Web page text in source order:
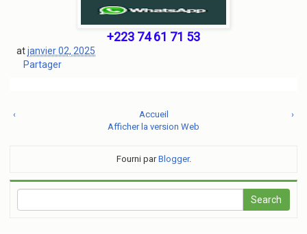
+223 74 61 71 53
atjanvier 02, 2025
Partager
‹ ›
Accueil
Afficher la version Web
Fourni parBlogger.